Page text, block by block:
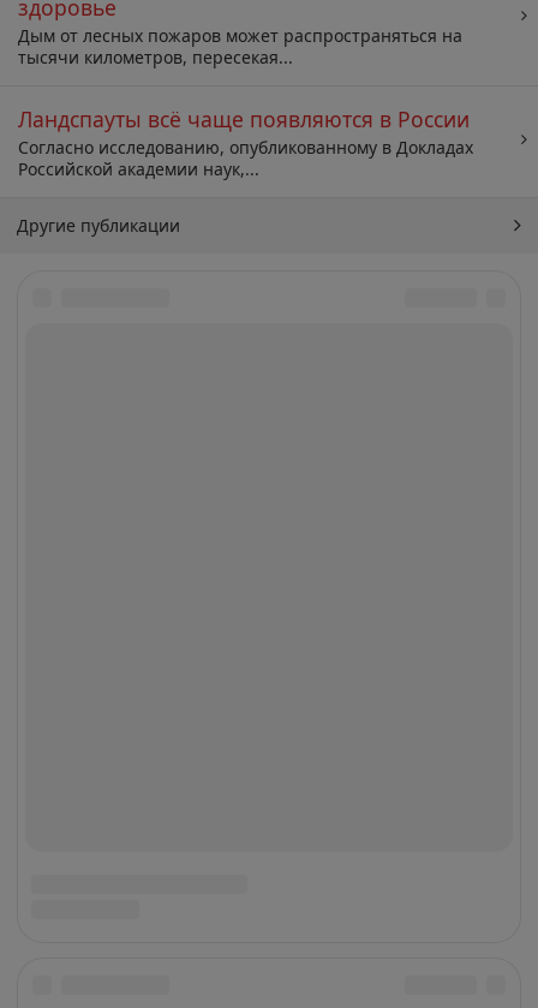
здоровье
Дым от лесных пожаров может распространяться на
тысячи километров, пересекая...
Ландспауты всё чаще появляются в России
Согласно исследованию, опубликованному в Докладах
Российской академии наук,...
Другие публикации